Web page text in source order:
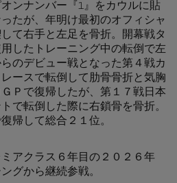
ンナンバー『1』をカウルに貼
たが、年明け最初のオフィシャ
て右手と左足を骨折。開幕戦タ
したトレーニング中の転倒で左
のデビュー戦となった第４戦カ
ースで転倒して肋骨骨折と気胸
Ｐで復帰したが、第１７戦日本
で転倒した際に右鎖骨を骨折。
帰して総合２１位。
アクラス６年目の２０２６年
グから継続参戦。